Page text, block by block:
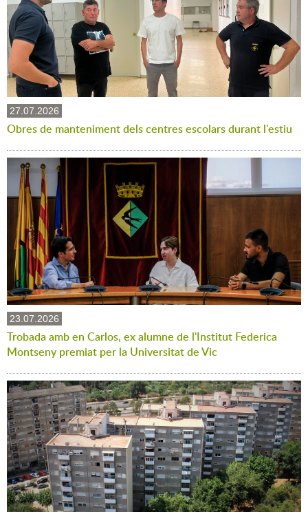
27.07.2026
Obres de manteniment dels centres escolars durant l'estiu
23.07.2026
Trobada amb en Carlos, ex alumne de l'Institut Federica
Montseny premiat per la Universitat de Vic